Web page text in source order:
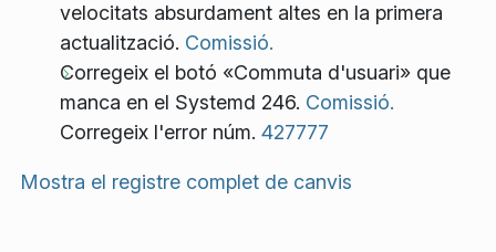
velocitats absurdament altes en la primera
actualització. Comissió.
Corregeix el botó «Commuta d'usuari» que
manca en el Systemd 246. Comissió.
Corregeix l'error núm. 427777
Mostra el registre complet de canvis